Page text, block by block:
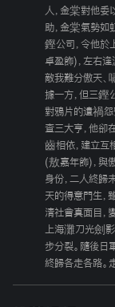
人，金棠對他委
助，金棠氣勢如
鏗公司，令他於
卓盈飾)，左右逢
敵我難分傲天、
據一方，但三鏗
對鴉片的遺禍怨
查三大亨，他卻
齒相依，建立互
(敖嘉年飾)，與
身份，二人終
天的得意門生，
清社會真面目，
上海灘刀光劍
步分裂。隨後日
終歸各走各路。